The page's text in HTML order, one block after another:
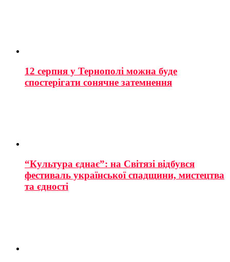
12 серпня у Тернополі можна буде
спостерігати сонячне затемнення
“Культура єднає”: на Світязі відбувся
фестиваль української спадщини, мистецтва
та єдності